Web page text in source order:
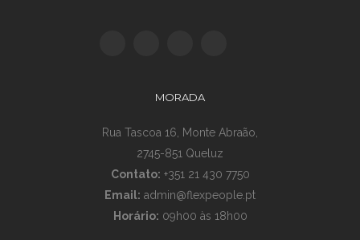
MORADA
Rua Tascoa 16, Monte Abraão,
2745-851 Queluz
Contato: +351 21 430 7750
Email: admin@flexpeople.pt
Horário: 09h00 às 18h00